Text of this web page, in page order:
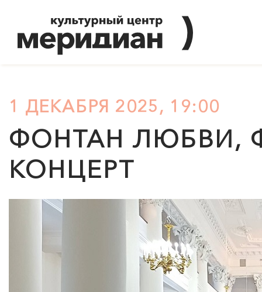
1 ДЕКАБРЯ 2025, 19:00
ФОНТАН ЛЮБВИ,
КОНЦЕРТ